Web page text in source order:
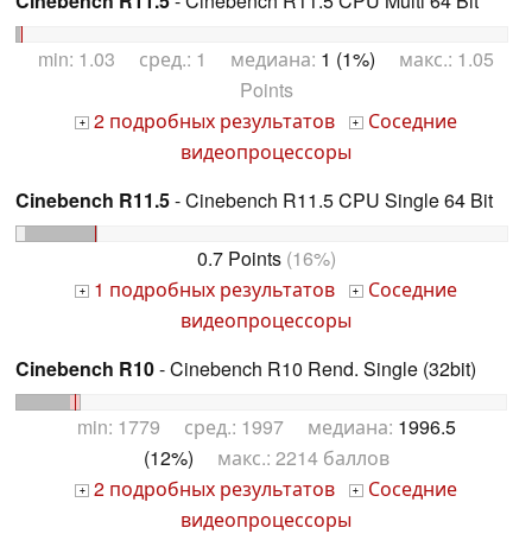
min: 1.03 сред.: 1 медиана: 1 (1%) макс.: 1.05
Points
+ 2 подробных результатов + Соседние
видеопроцессоры
Cinebench R11.5- Cinebench R11.5 CPU Single 64 Bit
0.7 Points(16%)
+ 1 подробных результатов + Соседние
видеопроцессоры
Cinebench R10- Cinebench R10 Rend. Single (32bit)
min: 1779 сред.: 1997 медиана: 1996.5
(12%) макс.: 2214 баллов
+ 2 подробных результатов + Соседние
видеопроцессоры